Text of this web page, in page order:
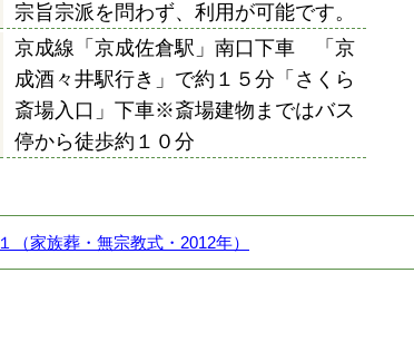
宗旨宗派を問わず、利用が可能です。
京成線「京成佐倉駅」南口下車 「京
成酒々井駅行き」で約１５分「さくら
斎場入口」下車※斎場建物まではバス
停から徒歩約１０分
１（家族葬・無宗教式・2012年）